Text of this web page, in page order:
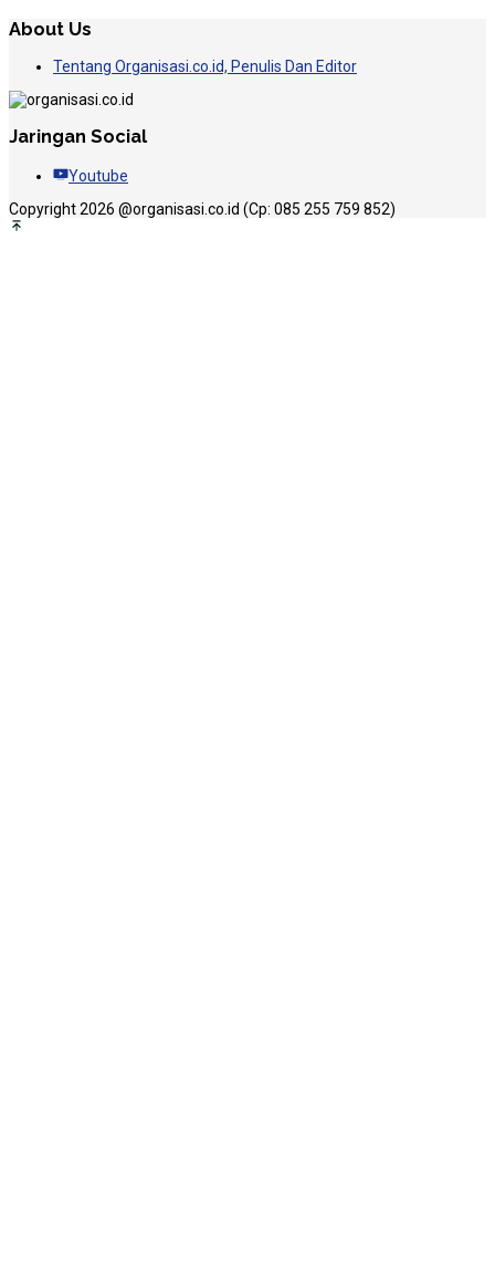
About Us
Tentang Organisasi.co.id, Penulis Dan Editor
Jaringan Social
Youtube
Copyright 2026 @organisasi.co.id (Cp: 085 255 759 852)